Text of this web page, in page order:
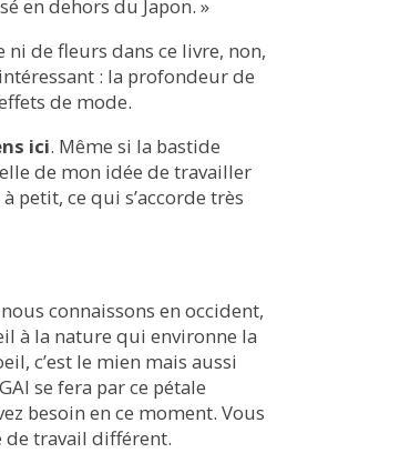
en dehors du Japon. »
ni de fleurs dans ce livre, non,
: la profondeur de
de mode.
ici. Même si la bastide
de mon idée de travailler
petit, ce qui s’accorde très
connaissons en occident,
à la nature qui environne la
c’est le mien mais aussi
se fera par ce pétale
besoin en ce moment. Vous
de travail différent.